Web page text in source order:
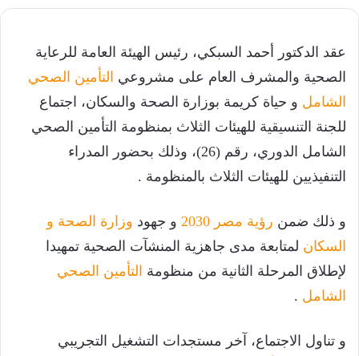
عقد الدكتور أحمد السبكي، رئيس الهيئة العامة للرعاية
الصحية والمشرف العام على مشروعي التأمين الصحي
الشامل و حياة كريمة بوزارة الصحة والسكان، اجتماع
للجنة التنسيقية للهيئات الثلاث بمنظومة التأمين الصحي
الشامل الدوري، رقم (26)، وذلك بحضور المدراء
التنفيذيين للهيئات الثلاث بالمنظومة .
و ذلك ضمن رؤية مصر 2030 و جهود وزارة الصحة و
السكان لمتابعة مدى جاهزية المنشآت الصحية تمهيدا
لإطلاق المرحلة الثانية من منظومة التأمين الصحي
الشامل .
و تناول الاجتماع، آخر مستجدات التشغيل التجريبي